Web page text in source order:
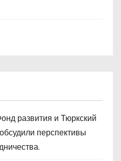
развития и Тюркский
перспективы